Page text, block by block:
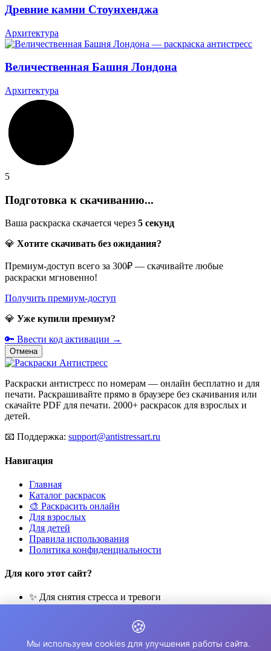
Древние камни Стоунхенджа
Архитектура
Величественная Башня Лондона
Архитектура
5
Подготовка к скачиванию...
Ваша раскраска скачается через 5 секунд
💎 Хотите скачивать без ожидания?
Премиум-доступ всего за 300₽ — скачивайте любые
раскраски мгновенно!
Получить премиум-доступ
💎 Уже купили премиум?
🔑 Ввести код активации →
Отмена
Раскраски антистресс по номерам — онлайн бесплатно и для
печати. Раскрашивайте прямо в браузере без скачивания или
скачайте PDF для печати. 2000+ раскрасок для взрослых и
детей.
📧 Поддержка: support@antistressart.ru
Навигация
Главная
Каталог раскрасок
🎨 Раскрасить онлайн
Для взрослых
Для детей
Правила использования
Политика конфиденциальности
Для кого этот сайт?
✨ Для снятия стресса и тревоги
🧘 Для медитации и расслабления
👨‍👩‍👧‍👦 Для семейного досуга
🍪
Мы используем cookies для улучшения работы сайта.